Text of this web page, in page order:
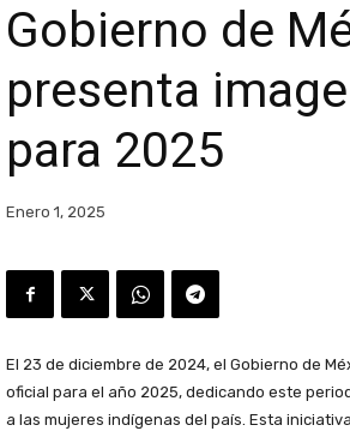
Gobierno de
presenta
para 2025
Enero 1, 2025
El 23 de diciembre de 2024, el Gobierno de
oficial para el año 2025, dedicando este
a las mujeres indígenas del país. Esta